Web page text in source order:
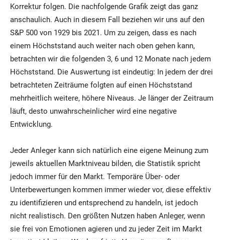
Korrektur folgen. Die nachfolgende Grafik zeigt das ganz
anschaulich. Auch in diesem Fall beziehen wir uns auf den
S&P 500 von 1929 bis 2021. Um zu zeigen, dass es nach
einem Höchststand auch weiter nach oben gehen kann,
betrachten wir die folgenden 3, 6 und 12 Monate nach jedem
Höchststand. Die Auswertung ist eindeutig: In jedem der drei
betrachteten Zeiträume folgten auf einen Höchststand
mehrheitlich weitere, höhere Niveaus. Je länger der Zeitraum
läuft, desto unwahrscheinlicher wird eine negative
Entwicklung.
Jeder Anleger kann sich natürlich eine eigene Meinung zum
jeweils aktuellen Marktniveau bilden, die Statistik spricht
jedoch immer für den Markt. Temporäre Über- oder
Unterbewertungen kommen immer wieder vor, diese effektiv
zu identifizieren und entsprechend zu handeln, ist jedoch
nicht realistisch. Den größten Nutzen haben Anleger, wenn
sie frei von Emotionen agieren und zu jeder Zeit im Markt